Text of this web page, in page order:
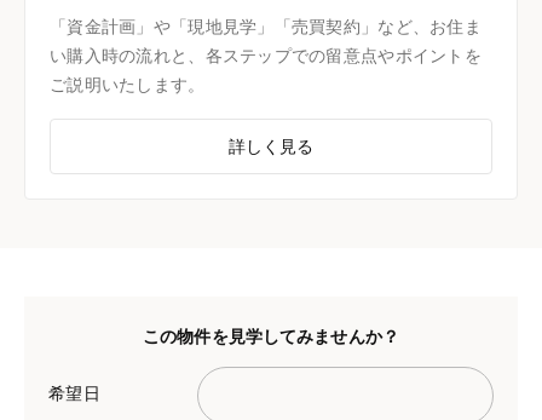
「資金計画」や「現地見学」「売買契約」など、お住ま
い購入時の流れと、各ステップでの留意点やポイントを
ご説明いたします。
詳しく見る
この物件を見学してみませんか？
希望日